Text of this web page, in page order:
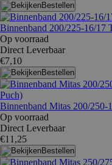
Bestellen
Binnenband 200/225-16/17
Op voorraad
Direct Leverbaar
€7,10
Bestellen
Binnenband Mitas 200/250-
Op voorraad
Direct Leverbaar
€11,25
Bestellen